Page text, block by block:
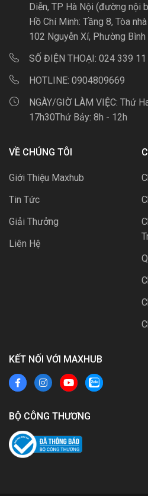
Diễn, TP Hà Nội (đường nội
Hồ Chí Minh: Tầng 8, Tòa
102 Nguyễn Xí, Phường Bình
SỐ ĐIỆN THOẠI: 024 339 11
HOTLINE: 0904809669
NGÀY/GIỜ LÀM VIỆC: Thứ
17h30Thứ Bảy: 8h - 12h
VỀ CHÚNG TÔI
Giới Thiệu Maxhub
Tin Tức
Giải Thưởng
Liên Hệ
KẾT NỐI VỚI MAXHUB
BỘ CÔNG THƯƠNG